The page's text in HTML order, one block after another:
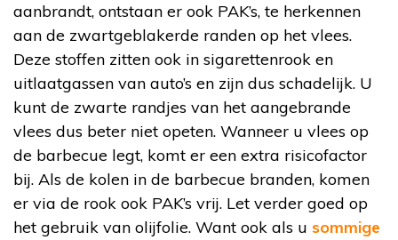
aanbrandt, ontstaan er ook PAK’s, te herkennen
aan de zwartgeblakerde randen op het vlees.
Deze stoffen zitten ook in sigarettenrook en
uitlaatgassen van auto’s en zijn dus schadelijk. U
kunt de zwarte randjes van het aangebrande
vlees dus beter niet opeten. Wanneer u vlees op
de barbecue legt, komt er een extra risicofactor
bij. Als de kolen in de barbecue branden, komen
er via de rook ook PAK’s vrij. Let verder goed op
het gebruik van olijfolie. Want ook als u sommige